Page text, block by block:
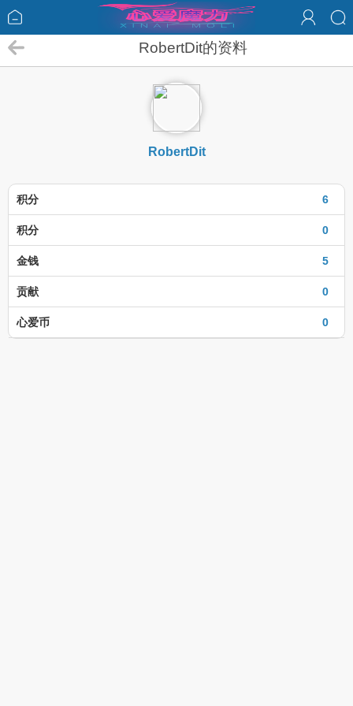
RobertDit的资料
RobertDit
6
积分
0
积分
5
金钱
0
贡献
0
心爱币